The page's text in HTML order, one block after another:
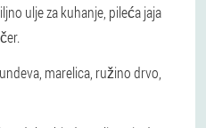
ulje za kuhanje, pileća jaja
marelica, ružino drvo,